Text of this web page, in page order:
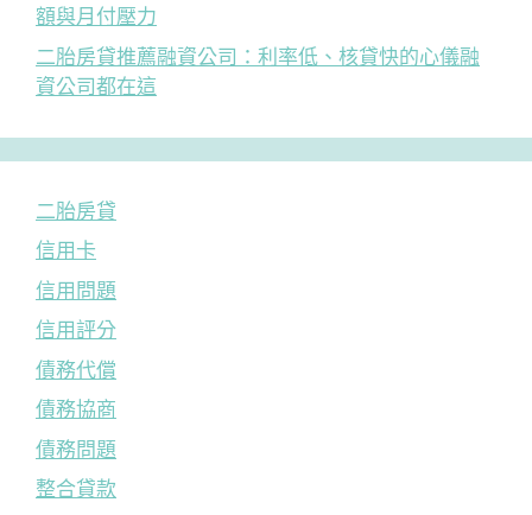
額與月付壓力
二胎房貸推薦融資公司：利率低、核貸快的心儀融
資公司都在這
二胎房貸
信用卡
信用問題
信用評分
債務代償
債務協商
債務問題
整合貸款